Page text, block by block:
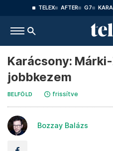
TELEX AFTER G7
Karácsony:
jobbkezem
BELFÖLD frissítve
Bozzay Balázs